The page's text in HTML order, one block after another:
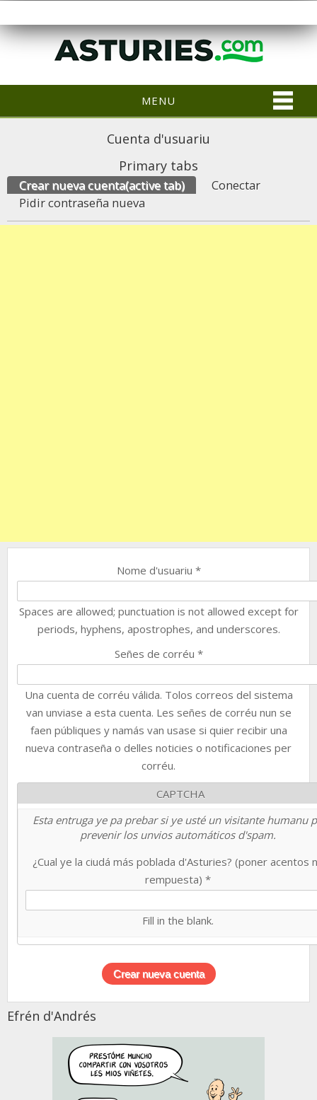
MENU
Cuenta d'usuariu
Primary tabs
Crear nueva cuenta(active tab)
Conectar
Pidir contraseña nueva
Nome d'usuariu *
Spaces are allowed; punctuation is not allowed except for
periods, hyphens, apostrophes, and underscores.
Señes de corréu *
Una cuenta de corréu válida. Tolos correos del sistema
van unviase a esta cuenta. Les señes de corréu nun se
faen públiques y namás van usase si quier recibir una
nueva contraseña o delles noticies o notificaciones per
corréu.
CAPTCHA
Esta entruga ye pa prebar si ye usté un visitante humanu
prevenir los unvios automáticos d'spam.
¿Cual ye la ciudá más poblada d'Asturies? (poner acentos
rempuesta) *
Fill in the blank.
Efrén d'Andrés